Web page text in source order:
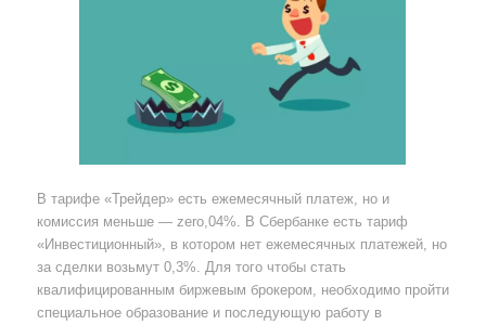
В тарифе «Трейдер» есть ежемесячный платеж, но и
комиссия меньше — zero,04%. В Сбербанке есть тариф
«Инвестиционный», в котором нет ежемесячных платежей, но
за сделки возьмут 0,3%. Для того чтобы стать
квалифицированным биржевым брокером, необходимо пройти
специальное образование и последующую работу в